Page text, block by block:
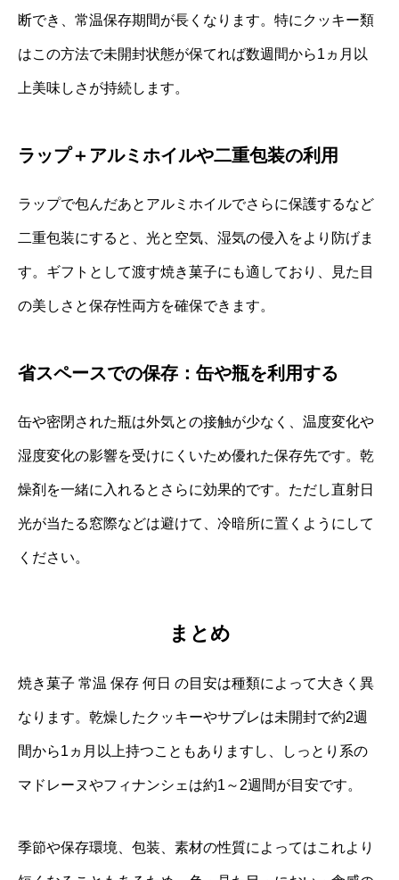
断でき、常温保存期間が長くなります。特にクッキー類
はこの方法で未開封状態が保てれば数週間から1ヵ月以
上美味しさが持続します。
ラップ＋アルミホイルや二重包装の利用
ラップで包んだあとアルミホイルでさらに保護するなど
二重包装にすると、光と空気、湿気の侵入をより防げま
す。ギフトとして渡す焼き菓子にも適しており、見た目
の美しさと保存性両方を確保できます。
省スペースでの保存：缶や瓶を利用する
缶や密閉された瓶は外気との接触が少なく、温度変化や
湿度変化の影響を受けにくいため優れた保存先です。乾
燥剤を一緒に入れるとさらに効果的です。ただし直射日
光が当たる窓際などは避けて、冷暗所に置くようにして
ください。
まとめ
焼き菓子 常温 保存 何日 の目安は種類によって大きく異
なります。乾燥したクッキーやサブレは未開封で約2週
間から1ヵ月以上持つこともありますし、しっとり系の
マドレーヌやフィナンシェは約1～2週間が目安です。
季節や保存環境、包装、素材の性質によってはこれより